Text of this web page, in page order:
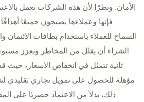
الأمان. ونظرًا لأن هذه الشركات تعمل
فإنها وعملاءها يصبحون جميعًا
السماح للعملاء باستخدام بطاقات الائتمان
الشراء أن يقلل من المخاطر ويعزز
ثانية تتمثل في انخفاض الأسعار،
مؤهلة للحصول على تمويل تجاري تقليدي
ذلك، بدلاً من الاعتماد حصريًا على